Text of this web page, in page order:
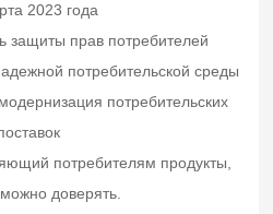
2023 года
защиты прав потребителей
потребительской среды
потребительских
потребителям продукты,
доверять.